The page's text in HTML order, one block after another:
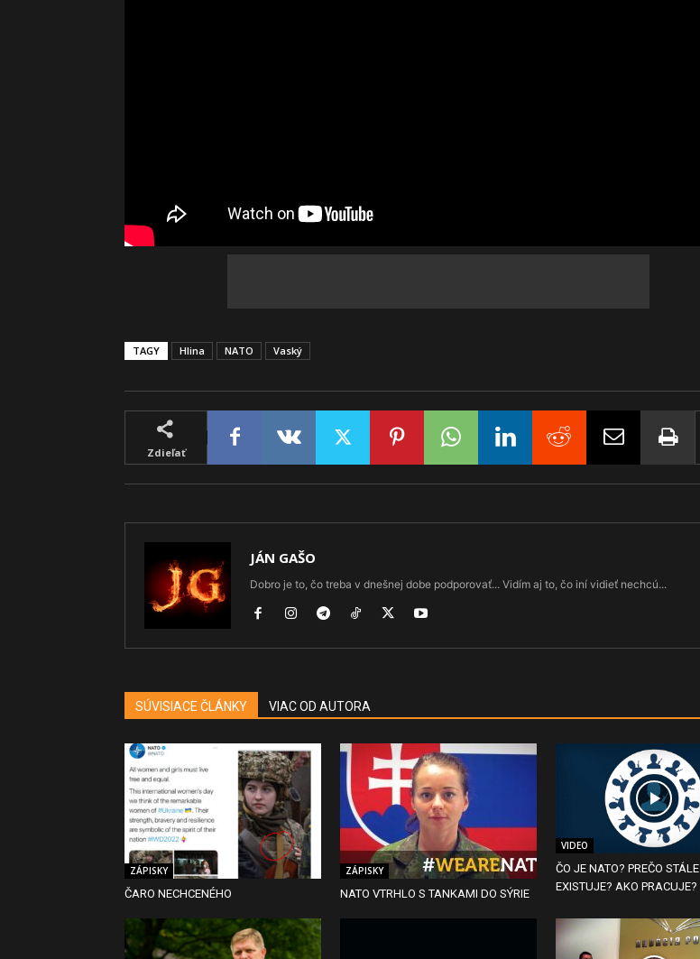
TAGY Hlina NATO Vaský
Zdieľať
JÁN GAŠO
Dobro je to, čo treba v dnešnej dobe podporovať... Vidím aj to, čo iní vidieť nechcú...
SÚVISIACE ČLÁNKY VIAC OD AUTORA
ZÁPISKY
ČARO NECHCENÉHO
ZÁPISKY
NATO VTRHLO S TANKAMI DO SÝRIE
VIDEO
ČO JE NATO? PREČO STÁLE
EXISTUJE? AKO PRACUJE?